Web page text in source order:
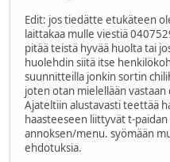
Edit: jos tiedätte etukäteen
laittakaa mulle viestiä
pitää teistä hyvää huolta tai
huolehdin siitä itse
suunnitteilla jonkin sortin
joten otan mielellään
Ajateltiin alustavasti teettää
haasteeseen liittyvät t-paidan
annoksen/menu. syömään
ehdotuksia.